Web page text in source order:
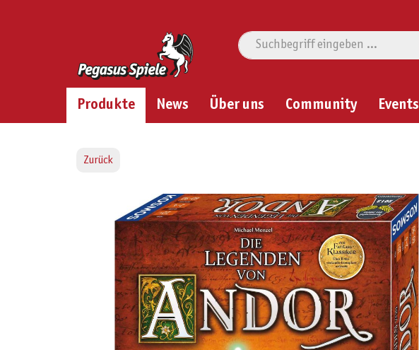
Produkte News Über uns Community Events
Zurück
Bildergalerie überspringen